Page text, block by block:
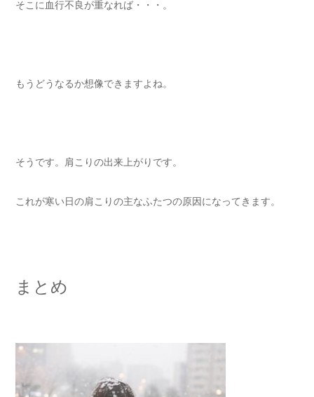
そこに血行不良が重なれば・・・。
もうどうなるか想像できますよね。
そうです。肩こりの出来上がりです。
これが寒い日の肩こりの主なふたつの原因になってきます。
まとめ